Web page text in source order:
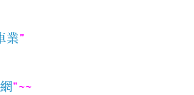
業"
"~~